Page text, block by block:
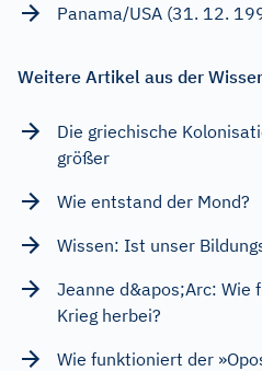
Panama/USA (31. 12.
Weitere Artikel aus der
Die griechische
größer
Wie entstand der Mond?
Wissen: Ist unser
Jeanne d&apos;Arc: Wie
Krieg herbei?
Wie funktioniert der